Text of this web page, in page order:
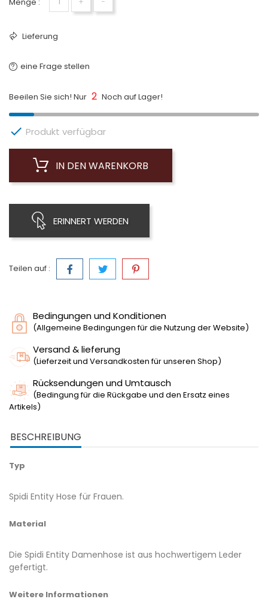
Lieferung
eine Frage stellen
Beeilen Sie sich! Nur 2 Noch auf Lager!
 Produkt verfügbar
IN DEN WARENKORB
ERINNERT WERDEN
Teilen auf :
Bedingungen und Konditionen
(Allgemeine Bedingungen für die Nutzung der Website)
Versand & lieferung
(Lieferzeit und Versandkosten für unseren Shop)
Rücksendungen und Umtausch
(Bedingung für die Rückgabe und den Ersatz eines
Artikels)
BESCHREIBUNG
Typ
Spidi Entity Hose für Frauen.
Material
Die Spidi Entity Damenhose ist aus hochwertigem Leder
gefertigt.
Weitere Informationen